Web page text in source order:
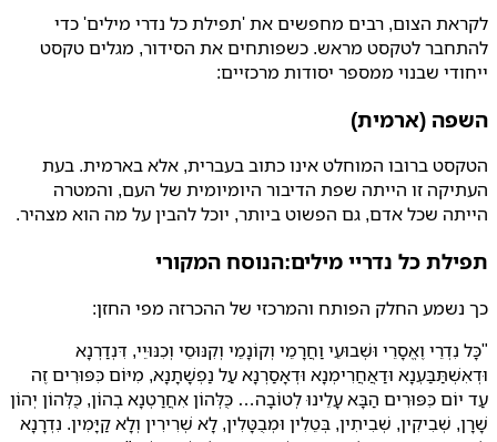
לקראת הצום, רבים מחפשים את 'תפילת כל נדרי מילים' כדי
להתחבר לטקסט מראש. כשפותחים את הסידור, מגלים טקסט
ייחודי שבנוי ממספר יסודות מרכזיים:
השפה (ארמית)
הטקסט ברובו המוחלט אינו כתוב בעברית, אלא בארמית. בעת
העתיקה זו הייתה שפת הדיבור היומיומית של העם, והמטרה
הייתה שכל אדם, גם הפשוט ביותר, יוכל להבין על מה הוא מצהיר.
תפילת כל נדריי מילים:הנוסח המקורי
כך נשמע החלק הפותח והמרכזי של ההכרזה מפי החזן:
"כָּל נִדְרֵי וֶאֱסָרֵי וּשְׁבוּעֵי וַחֲרָמֵי וְקוֹנָמֵי וְקִנּוּסֵי וְכִנּוּיֵי, דִּנְדַרְנָא
וּדְאִשְׁתַּבַּעְנָא וּדַאֲחֲרִימְנָא וּדְאָסַרְנָא עַל נַפְשָׁתָנָא, מִיּוֹם כִּפּוּרִים זֶה
עַד יוֹם כִּפּוּרִים הַבָּא עָלֵינוּ לְטוֹבָה… כֻּלְּהוֹן אִחֲרַטְנָא בְהוֹן, כֻּלְּהוֹן יְהוֹן
שָׁרָן, שְׁבִיקִין, שְׁבִיתִין, בְּטֵלִין וּמְבֻטָּלִין, לָא שְׁרִירִין וְלָא קַיָּמִין. נִדְרָנָא